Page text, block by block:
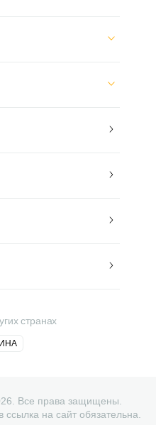
странах
Все права защищены.
на сайт обязательна.